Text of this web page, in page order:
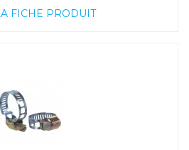
FICHE PRODUIT